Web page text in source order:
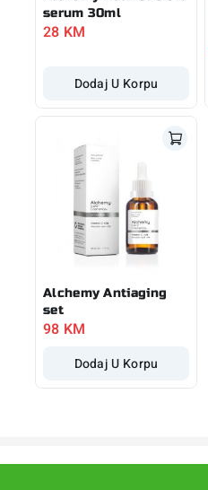
serum 30ml
28 KM
Dodaj U Korpu
Alchemy Antiaging
set
98 KM
Dodaj U Korpu